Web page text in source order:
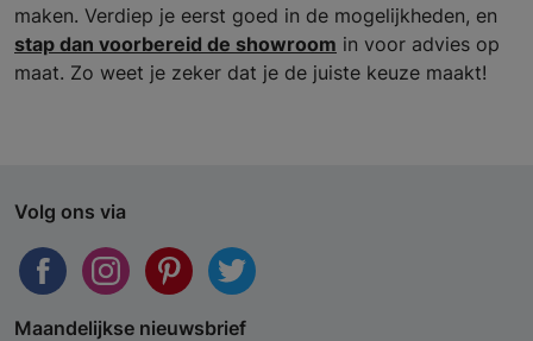
maken. Verdiep je eerst goed in de mogelijkheden, en
stap dan voorbereid de showroom in voor advies op
maat. Zo weet je zeker dat je de juiste keuze maakt!
Volg ons via
Maandelijkse nieuwsbrief